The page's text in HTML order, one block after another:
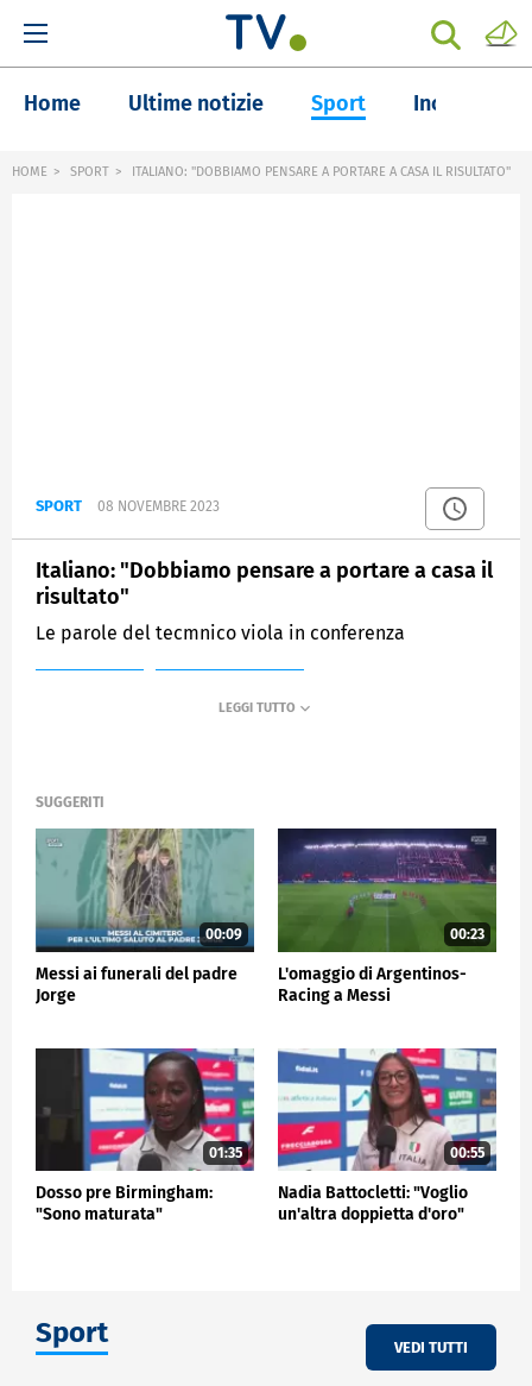
Home Ultime notizie Sport Inchieste
HOME SPORT ITALIANO: "DOBBIAMO PENSARE A PORTARE A CASA IL RISULTATO"
SPORT 08 NOVEMBRE 2023
Italiano: "Dobbiamo pensare a portare a casa il
risultato"
Le parole del tecmnico viola in conferenza
SUGGERITI
00:09
Messi ai funerali del padre
Jorge
00:23
L'omaggio di Argentinos-
Racing a Messi
01:35
Dosso pre Birmingham:
"Sono maturata"
00:55
Nadia Battocletti: "Voglio
un'altra doppietta d'oro"
Sport VEDI TUTTI